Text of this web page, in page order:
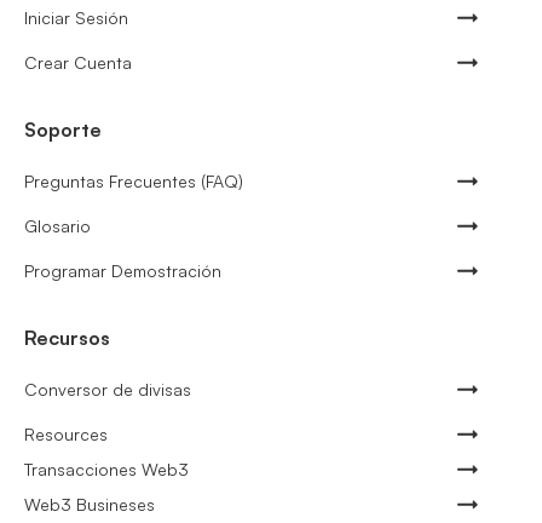
Iniciar Sesión
Crear Cuenta
Soporte
Preguntas Frecuentes (FAQ)
Glosario
Programar Demostración
Recursos
Conversor de divisas
Resources
Transacciones Web3
Web3 Busineses